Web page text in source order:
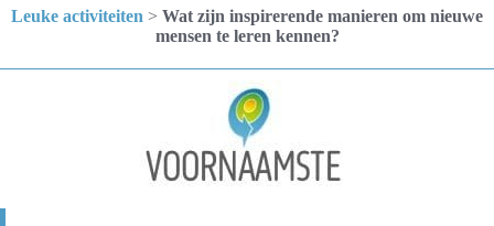
Leuke activiteiten > Wat zijn inspirerende manieren om nieuwe
mensen te leren kennen?